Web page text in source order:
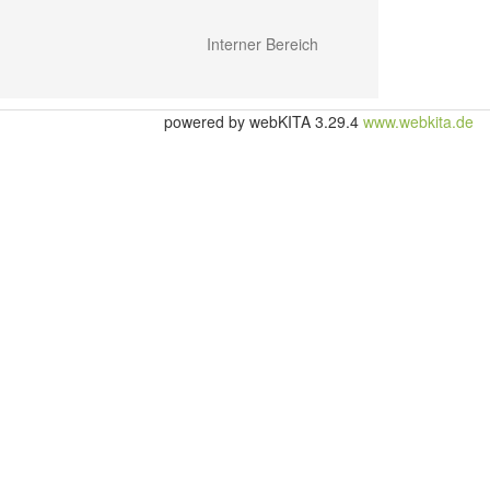
Interner Bereich
powered by webKITA 3.29.4 www.webkita.de